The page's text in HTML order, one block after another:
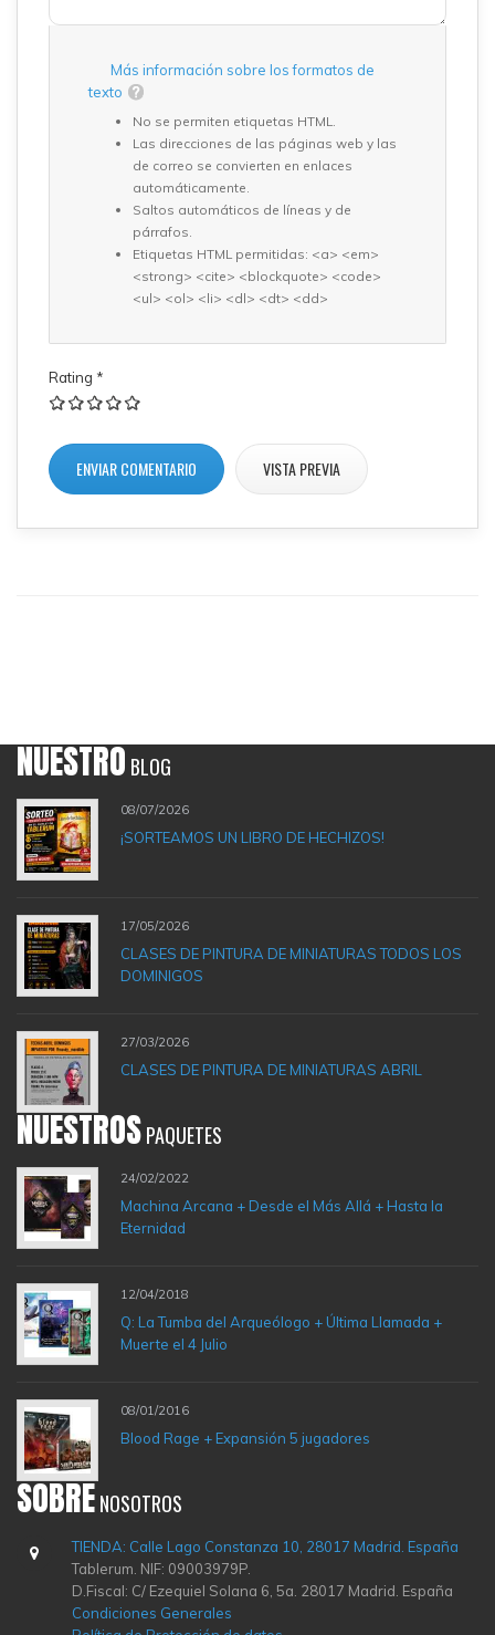
Más información sobre los formatos de
texto
No se permiten etiquetas HTML.
Las direcciones de las páginas web y las
de correo se convierten en enlaces
automáticamente.
Saltos automáticos de líneas y de
párrafos.
Etiquetas HTML permitidas: <a> <em>
<strong> <cite> <blockquote> <code>
<ul> <ol> <li> <dl> <dt> <dd>
Rating *
NUESTROBLOG
08/07/2026
¡SORTEAMOS UN LIBRO DE HECHIZOS!
17/05/2026
CLASES DE PINTURA DE MINIATURAS TODOS LOS
DOMINIGOS
27/03/2026
CLASES DE PINTURA DE MINIATURAS ABRIL
NUESTROSPAQUETES
24/02/2022
Machina Arcana + Desde el Más Allá + Hasta la
Eternidad
12/04/2018
Q: La Tumba del Arqueólogo + Última Llamada +
Muerte el 4 Julio
08/01/2016
Blood Rage + Expansión 5 jugadores
SOBRENOSOTROS
TIENDA: Calle Lago Constanza 10, 28017 Madrid. España
Tablerum. NIF: 09003979P.
D.Fiscal: C/ Ezequiel Solana 6, 5a. 28017 Madrid. España
Condiciones Generales